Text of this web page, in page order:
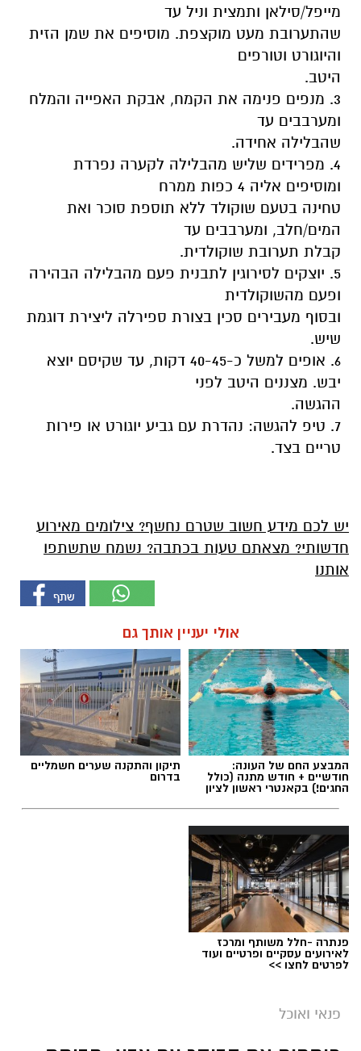
מייפל/סילאן ותמצית וניל עד
שהתערובת מעט מוקצפת. מוסיפים את שמן הזית
והיוגורט וטורפים
היטב.
3. מנפים פנימה את הקמח, אבקת האפייה והמלח
ומערבבים עד
שהבלילה אחידה.
4. מפרידים שליש מהבלילה לקערה נפרדת
ומוסיפים אליה 4 כפות ממרח
טחינה בטעם שוקולד ללא תוספת סוכר ואת
המים/חלב, ומערבבים עד
קבלת תערובת שוקולדית.
5. יוצקים לסירוגין לתבנית פעם מהבלילה הבהירה
ופעם מהשוקולדית
ובסוף מעבירים סכין בצורת ספירלה ליצירת דוגמת
שיש.
6. אופים למשל כ-40-45 דקות, עד שקיסם יוצא
יבש. מצננים היטב לפני
ההגשה.
7. טיפ להגשה: נהדרת עם גביע יוגורט או פירות
טריים בצד.
יש לכם מידע חשוב שטרם נחשף? צילומים מאירוע
חדשותי? מצאתם טעות בכתבה? נשמח שתשתפו
אותנו
אולי יעניין אותך גם
המבצע החם של העונה:
חודשיים + חודש מתנה (כולל
החגים!) בקאנטרי ראשון לציון
תיקון והתקנה שערים חשמליים
בדרום
פנתרה -חלל משותף ומרכז
לאירועים עסקיים ופרטיים ועוד
לפרטים לחצו >>
פנאי ואוכל